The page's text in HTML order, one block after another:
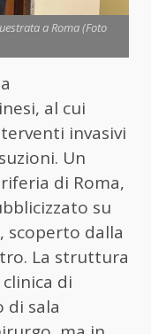
a Roma (Foto
al cui
invasivi
Un
di Roma,
su
scoperto dalla
La struttura
di
di sala